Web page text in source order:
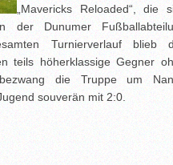
„Mavericks Reloaded“, die
der Dunumer
Turnierverlauf blieb
teils höherklassige Gegner
die Truppe um
souverän mit 2:0.